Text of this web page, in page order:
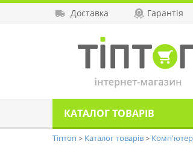
Доставка Гарантія
КАТАЛОГТОВАРІВ
Тіптоп Каталог товарів